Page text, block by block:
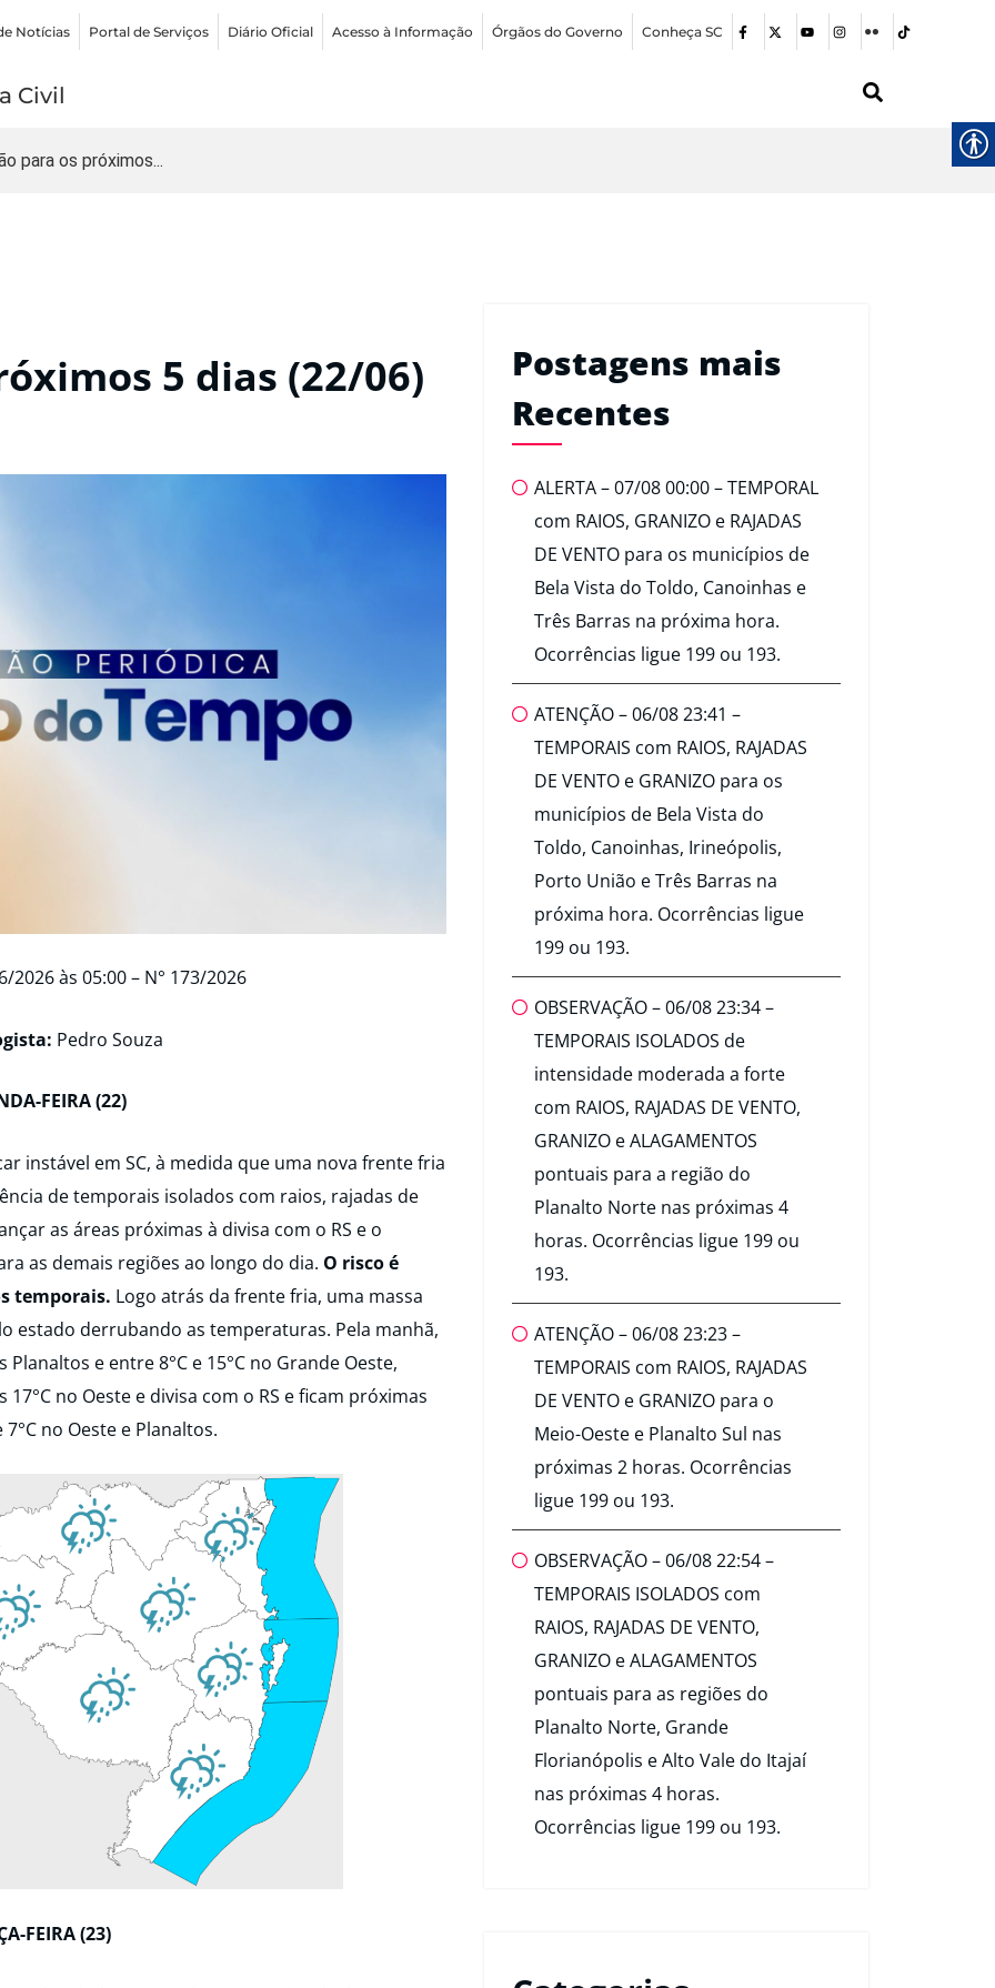
Notícias Portal de Serviços Diário Oficial Acesso à Informação Órgãos do Governo Conheça SC
Civil
para os próximos...
5 dias (22/06)
2026 às 05:00 – N° 173/2026
Pedro Souza
FEIRA (22)
instável em SC, à medida que uma nova frente fria
de temporais isolados com raios, rajadas de
as áreas próximas à divisa com o RS e o
as demais regiões ao longo do dia. O risco é
temporais. Logo atrás da frente fria, uma massa
estado derrubando as temperaturas. Pela manhã,
e entre 8°C e 15°C no Grande Oeste,
no Oeste e divisa com o RS e ficam próximas
no Oeste e Planaltos.
FEIRA (23)
Postagens mais
Recentes
ALERTA – 07/08 00:00 – TEMPORAL
com RAIOS, GRANIZO e RAJADAS
DE VENTO para os municípios de
Bela Vista do Toldo, Canoinhas e
Três Barras na próxima hora.
Ocorrências ligue 199 ou 193.
ATENÇÃO – 06/08 23:41 –
TEMPORAIS com RAIOS, RAJADAS
DE VENTO e GRANIZO para os
municípios de Bela Vista do
Toldo, Canoinhas, Irineópolis,
Porto União e Três Barras na
próxima hora. Ocorrências ligue
199 ou 193.
OBSERVAÇÃO – 06/08 23:34 –
TEMPORAIS ISOLADOS de
intensidade moderada a forte
com RAIOS, RAJADAS DE VENTO,
GRANIZO e ALAGAMENTOS
pontuais para a região do
Planalto Norte nas próximas 4
horas. Ocorrências ligue 199 ou
193.
ATENÇÃO – 06/08 23:23 –
TEMPORAIS com RAIOS, RAJADAS
DE VENTO e GRANIZO para o
Meio-Oeste e Planalto Sul nas
próximas 2 horas. Ocorrências
ligue 199 ou 193.
OBSERVAÇÃO – 06/08 22:54 –
TEMPORAIS ISOLADOS com
RAIOS, RAJADAS DE VENTO,
GRANIZO e ALAGAMENTOS
pontuais para as regiões do
Planalto Norte, Grande
Florianópolis e Alto Vale do Itajaí
nas próximas 4 horas.
Ocorrências ligue 199 ou 193.